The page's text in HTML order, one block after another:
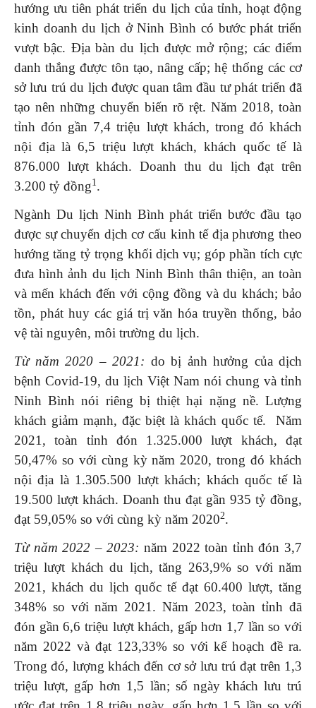
hướng ưu tiên phát triển du lịch của tỉnh, hoạt động
kinh doanh du lịch ở Ninh Bình có bước phát triển
vượt bậc. Địa bàn du lịch được mở rộng; các điểm
danh thắng được tôn tạo, nâng cấp; hệ thống các cơ
sở lưu trú du lịch được quan tâm đầu tư phát triển đã
tạo nên những chuyển biến rõ rệt. Năm 2018, toàn
tỉnh đón gần 7,4 triệu lượt khách, trong đó khách
nội địa là 6,5 triệu lượt khách, khách quốc tế là
876.000 lượt khách. Doanh thu du lịch đạt trên
3.200 tỷ đồng1.
Ngành Du lịch Ninh Bình phát triển bước đầu tạo
được sự chuyển dịch cơ cấu kinh tế địa phương theo
hướng tăng tỷ trọng khối dịch vụ; góp phần tích cực
đưa hình ảnh du lịch Ninh Bình thân thiện, an toàn
và mến khách đến với cộng đồng và du khách; bảo
tồn, phát huy các giá trị văn hóa truyền thống, bảo
vệ tài nguyên, môi trường du lịch.
Từ năm 2020 – 2021: do bị ảnh hưởng của dịch
bệnh Covid-19, du lịch Việt Nam nói chung và tỉnh
Ninh Bình nói riêng bị thiệt hại nặng nề. Lượng
khách giảm mạnh, đặc biệt là khách quốc tế. Năm
2021, toàn tỉnh đón 1.325.000 lượt khách, đạt
50,47% so với cùng kỳ năm 2020, trong đó khách
nội địa là 1.305.500 lượt khách; khách quốc tế là
19.500 lượt khách. Doanh thu đạt gần 935 tỷ đồng,
đạt 59,05% so với cùng kỳ năm 20202.
Từ năm 2022 – 2023: năm 2022 toàn tỉnh đón 3,7
triệu lượt khách du lịch, tăng 263,9% so với năm
2021, khách du lịch quốc tế đạt 60.400 lượt, tăng
348% so với năm 2021. Năm 2023, toàn tỉnh đã
đón gần 6,6 triệu lượt khách, gấp hơn 1,7 lần so với
năm 2022 và đạt 123,33% so với kế hoạch đề ra.
Trong đó, lượng khách đến cơ sở lưu trú đạt trên 1,3
triệu lượt, gấp hơn 1,5 lần; số ngày khách lưu trú